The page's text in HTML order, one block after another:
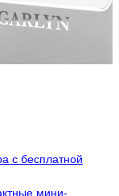
с бесплатной
мини-